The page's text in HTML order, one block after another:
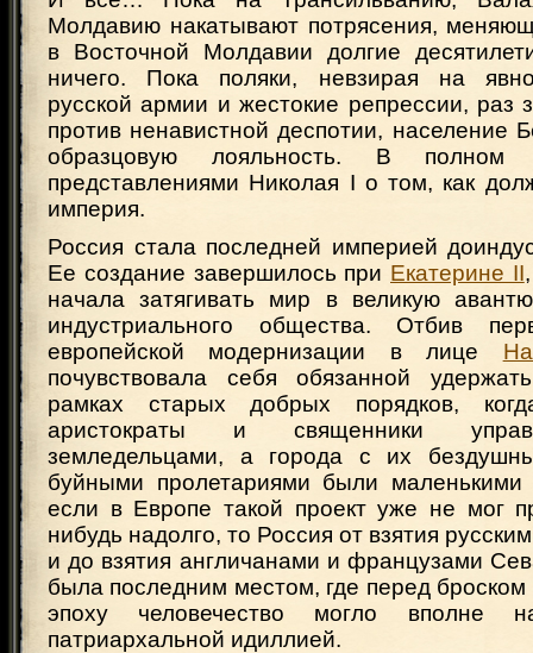
Молдавию накатывают потрясения,
в Восточной Молдавии долгие
ничего. Пока поляки, невзирая на
русской армии и жестокие репрессии, раз
против ненавистной деспотии, население
образцовую лояльность. В полном
представлениями Николая I о том, как
империя.
Россия стала последней империей
Ее создание завершилось при Екатерине II
начала затягивать мир в великую
индустриального общества. Отбив
европейской модернизации в лице
почувствовала себя обязанной
рамках старых добрых порядков,
аристократы и священники
земледельцами, а города с их
буйными пролетариями были
если в Европе такой проект уже не мог
нибудь надолго, то Россия от взятия
и до взятия англичанами и французами
была последним местом, где перед
эпоху человечество могло вполне
патриархальной идиллией.